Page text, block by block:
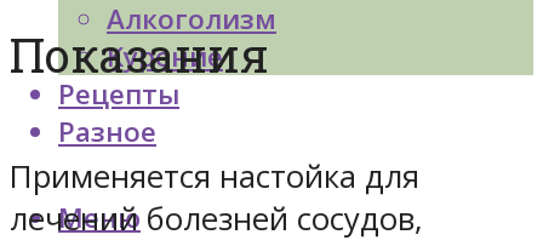
Алкоголизм
Курение
Рецепты
Разное
Меню
Показания
Применяется настойка для
лечений болезней сосудов,